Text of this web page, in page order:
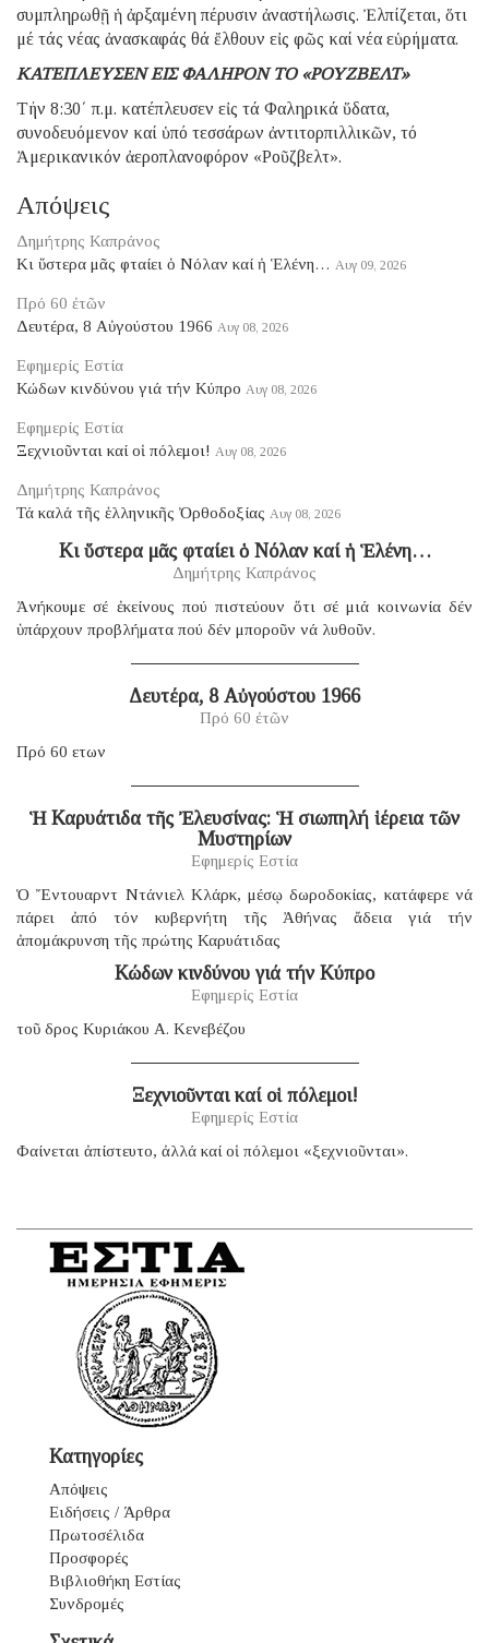
συμπληρωθῇ ἡ ἀρξαμένη πέρυσιν ἀναστήλωσις. Ἐλπίζεται, ὅτι
μέ τάς νέας ἀνασκαφάς θά ἔλθουν εἰς φῶς καί νέα εὑρήματα.
ΚΑΤΕΠΛΕΥΣΕΝ ΕΙΣ ΦΑΛΗΡΟΝ ΤΟ «ΡΟΥΖΒΕΛΤ»
Τήν 8:30΄ π.μ. κατέπλευσεν εἰς τά Φαληρικά ὕδατα,
συνοδευόμενον καί ὑπό τεσσάρων ἀντιτορπιλλικῶν, τό
Ἀμερικανικόν ἀεροπλανοφόρον «Ροῦζβελτ».
Απόψεις
Δημήτρης Καπράνος
Κι ὕστερα μᾶς φταίει ὁ Νόλαν καί ἡ Ἑλένη… Αυγ 09, 2026
Πρό 60 ἐτῶν
Δευτέρα, 8 Αὐγούστου 1966 Αυγ 08, 2026
Εφημερίς Εστία
Κώδων κινδύνου γιά τήν Κύπρο Αυγ 08, 2026
Εφημερίς Εστία
Ξεχνιοῦνται καί οἱ πόλεμοι! Αυγ 08, 2026
Δημήτρης Καπράνος
Τά καλά τῆς ἑλληνικῆς Ὀρθοδοξίας Αυγ 08, 2026
Κι ὕστερα μᾶς φταίει ὁ Νόλαν καί ἡ Ἑλένη…
Δημήτρης Καπράνος
Ἀνήκουμε σέ ἐκείνους πού πιστεύουν ὅτι σέ μιά κοινωνία δέν
ὑπάρχουν προβλήματα πού δέν μποροῦν νά λυθοῦν.
Δευτέρα, 8 Αὐγούστου 1966
Πρό 60 ἐτῶν
Πρό 60 ετων
Ἡ Καρυάτιδα τῆς Ἐλευσίνας: Ἡ σιωπηλή ἱέρεια τῶν
Μυστηρίων
Εφημερίς Εστία
Ὁ Ἔντουαρντ Ντάνιελ Κλάρκ, μέσῳ δωροδοκίας, κατάφερε νά
πάρει ἀπό τόν κυβερνήτη τῆς Ἀθήνας ἄδεια γιά τήν
ἀπομάκρυνση τῆς πρώτης Καρυάτιδας
Κώδων κινδύνου γιά τήν Κύπρο
Εφημερίς Εστία
τοῦ δρος Κυριάκου Α. Κενεβέζου
Ξεχνιοῦνται καί οἱ πόλεμοι!
Εφημερίς Εστία
Φαίνεται ἀπίστευτο, ἀλλά καί οἱ πόλεμοι «ξεχνιοῦνται».
Κατηγορίες
Απόψεις
Ειδήσεις / Άρθρα
Πρωτοσέλιδα
Προσφορές
Βιβλιοθήκη Εστίας
Συνδρομές